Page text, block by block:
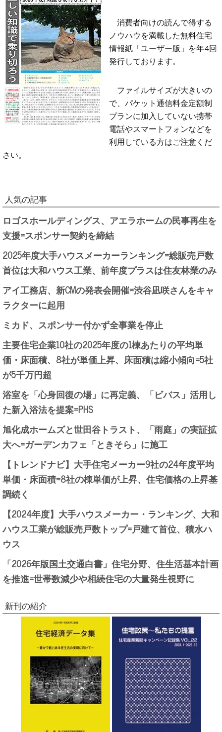
消費者向けの読んで得する
ノウハウを満載した無料住宅
情報紙「ユーザー版」を年4回
発行しております。
ファイルサイズが大きいの
で、パケット通信料金定額制
プランに加入していない携帯
電話やスマートフォンなどを
利用している方はご注意くだ
さい。
人気の記事
ロゴスホールディングス、アエラホームの民事再生を
支援=スポンサー契約を締結
2025年度大手ハウスメーカーランキング=総販売戸数
首位は大和ハウス工業、前年度プラスは住友林業のみ
アイ工務店、新CMの発表会開催=渋谷凪咲さんをキャ
ラクターに起用
ミカド、スポンサー付かず全事業を停止
主要住宅企業10社の2025年度の1棟あたりの平均単
価・床面積、8社が単価上昇、床面積は縮小傾向=5社
が5千万円超
浴室を「心身回復の場」に再定義、「ビバス」活用し
た新入浴法を提案=PHS
旭化成ホームズと世田谷トラスト、「雨庭」の実証拡
大へ=ガーデンカフェ「ときそら」に施工
【トレンドナビ】大手住宅メーカー9社の24年度平均
単価・床面積=8社の棟単価が上昇、住宅価格の上昇基
調続く
【2024年度】大手ハウスメーカー・ランキング、大和
ハウス工業が総販売戸数トップ=戸建て首位、積水ハ
ウス
「2026年版国土交通白書」住宅分野、住生活基本計画
を推進=世帯数減少や相続住宅の大量発生視野に
新刊の紹介